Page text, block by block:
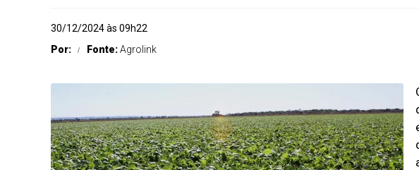
30/12/2024 às 09h22
Por:
Fonte:Agrolink